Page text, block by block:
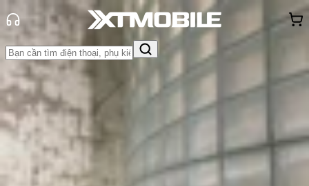
Trang chủ
Tin tức
So Sánh
Tin Mới
Đánh Giá - Trên Tay
Khuyến
Thủ thuật Thông báoKhách
hàng - Sự kiện